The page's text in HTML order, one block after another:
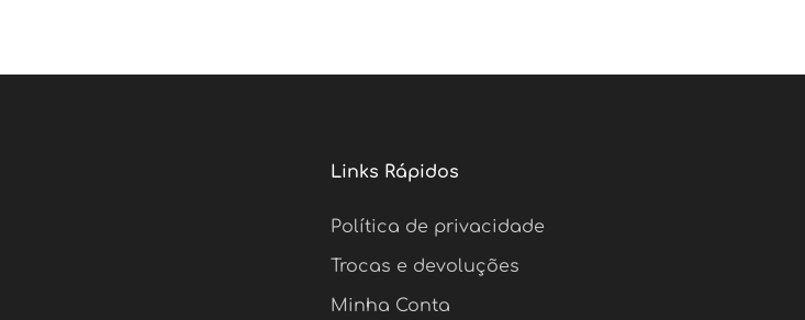
Links Rápidos
Política de privacidade
Trocas e devoluções
Minha Conta